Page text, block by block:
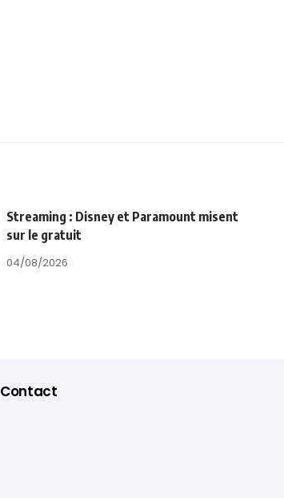
Streaming : Disney et Paramount misent
sur le gratuit
04/08/2026
Contact